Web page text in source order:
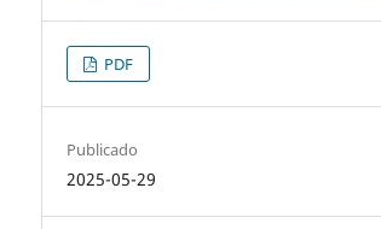
PDF
Publicado
2025-05-29